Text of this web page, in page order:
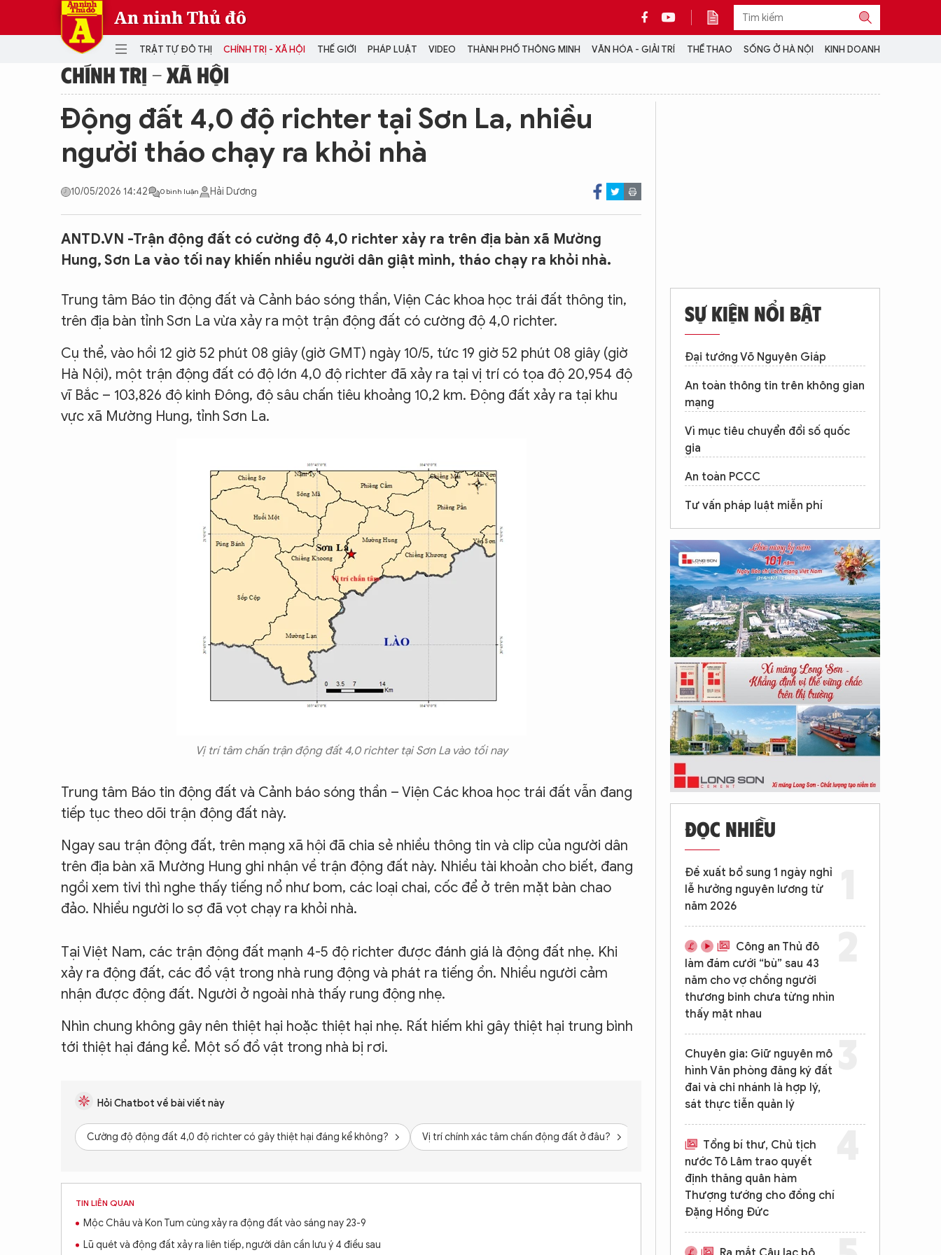
An ninh Thủ đô
TRẬT TỰ ĐÔ THỊ CHÍNH TRỊ - XÃ HỘI THẾ GIỚI PHÁP LUẬT VIDEO THÀNH PHỐ THÔNG MINH VĂN HÓA - GIẢI TRÍ THỂ THAO SỐNG Ở HÀ NỘI KINH DOANH
TRẬT TỰ ĐÔ THỊ CHÍNH TRỊ - XÃ HỘI
Đại hội Đảng
THẾ GIỚI PHÁP LUẬT
THÀNH PHỐ THÔNG MINH
THỂ THAO
SỐNG Ở HÀ NỘI
KINH DOANH
MULTIMEDIA
Podcast
Video
Infographic
CON ĐƯỜNG KHỞI NGHIỆP
VIDEO
LỊCH VẠN SỰ
CHÍNH TRỊ - XÃ HỘI
Động đất 4,0 độ richter tại Sơn La, nhiều
người tháo chạy ra khỏi nhà
10/05/2026 14:42 0 bình luận Hải Dương
ANTD.VN -Trận động đất có cường độ 4,0 richter xảy ra trên địa bàn xã Mường
Hung, Sơn La vào tối nay khiến nhiều người dân giật mình, tháo chạy ra khỏi nhà.
Trung tâm Báo tin động đất và Cảnh báo sóng thần, Viện Các khoa học trái đất thông tin,
trên địa bàn tỉnh Sơn La vừa xảy ra một trận động đất có cường độ 4,0 richter.
Cụ thể, vào hồi 12 giờ 52 phút 08 giây (giờ GMT) ngày 10/5, tức 19 giờ 52 phút 08 giây (giờ
Hà Nội), một trận động đất có độ lớn 4,0 độ richter đã xảy ra tại vị trí có tọa độ 20,954 độ
vĩ Bắc – 103,826 độ kinh Đông, độ sâu chấn tiêu khoảng 10,2 km. Động đất xảy ra tại khu
vực xã Mường Hung, tỉnh Sơn La.
Vị trí tâm chấn trận động đất 4,0 richter tại Sơn La vào tối nay
Trung tâm Báo tin động đất và Cảnh báo sóng thần – Viện Các khoa học trái đất vẫn đang
tiếp tục theo dõi trận động đất này.
Ngay sau trận động đất, trên mạng xã hội đã chia sẻ nhiều thông tin và clip của người dân
trên địa bàn xã Mường Hung ghi nhận về trận động đất này. Nhiều tài khoản cho biết, đang
ngồi xem tivi thì nghe thấy tiếng nổ như bom, các loại chai, cốc để ở trên mặt bàn chao
đảo. Nhiều người lo sợ đã vọt chạy ra khỏi nhà.
Tại Việt Nam, các trận động đất mạnh 4-5 độ richter được đánh giá là động đất nhẹ. Khi
xảy ra động đất, các đồ vật trong nhà rung động và phát ra tiếng ồn. Nhiều người cảm
nhận được động đất. Người ở ngoài nhà thấy rung động nhẹ.
Nhìn chung không gây nên thiệt hại hoặc thiệt hại nhẹ. Rất hiếm khi gây thiệt hại trung bình
tới thiệt hại đáng kể. Một số đồ vật trong nhà bị rơi.
Hỏi Chatbot về bài viết này
Cường độ động đất 4,0 độ richter có gây thiệt hại đáng kể không? Vị trí chính xác tâm chấn động đất ở đâu? Có cảnh báo sóng thần nào được đưa ra không?
TIN LIÊN QUAN
Mộc Châu và Kon Tum cùng xảy ra động đất vào sáng nay 23-9
Lũ quét và động đất xảy ra liên tiếp, người dân cần lưu ý 4 điều sau
SỰ KIỆN NỔI BẬT
Đại tướng Võ Nguyên Giáp
An toàn thông tin trên không gian
mạng
Vì mục tiêu chuyển đổi số quốc
gia
An toàn PCCC
Tư vấn pháp luật miễn phí
ĐỌC NHIỀU
Đề xuất bổ sung 1 ngày nghỉ
lễ hưởng nguyên lương từ
năm 2026
Công an Thủ đô
làm đám cưới “bù” sau 43
năm cho vợ chồng người
thương binh chưa từng nhìn
thấy mặt nhau
Chuyên gia: Giữ nguyên mô
hình Văn phòng đăng ký đất
đai và chi nhánh là hợp lý,
sát thực tiễn quản lý
Tổng bí thư, Chủ tịch
nước Tô Lâm trao quyết
định thăng quân hàm
Thượng tướng cho đồng chí
Đặng Hồng Đức